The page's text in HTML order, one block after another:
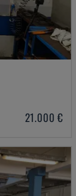
21.000 €